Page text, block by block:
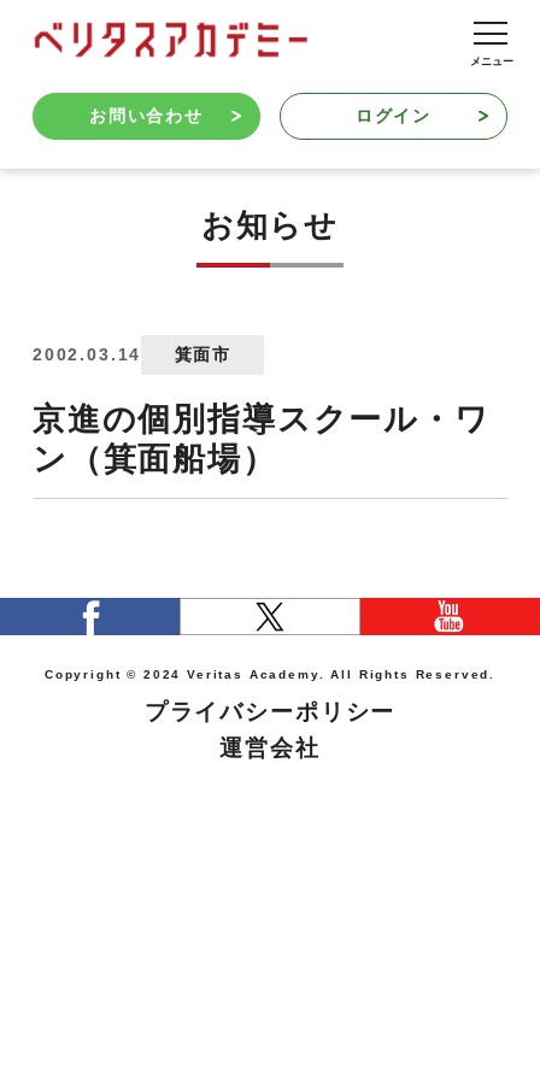
お問い合わせ ログイン
お知らせ
2002.03.14 箕面市
京進の個別指導スクール・ワ
ン（箕面船場）
Copyright © 2024 Veritas Academy. All Rights Reserved.
プライバシーポリシー
運営会社